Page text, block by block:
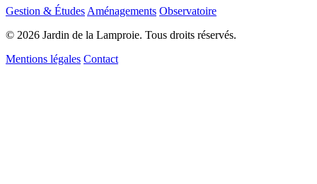
Gestion & Études Aménagements Observatoire
© 2026 Jardin de la Lamproie. Tous droits réservés.
Mentions légales Contact